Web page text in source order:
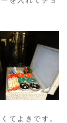
てよきです。